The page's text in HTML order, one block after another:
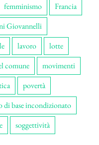
femminismo
Francia
Giovannelli
lavoro
lotte
comune
movimenti
povertà
di base incondizionato
soggettività